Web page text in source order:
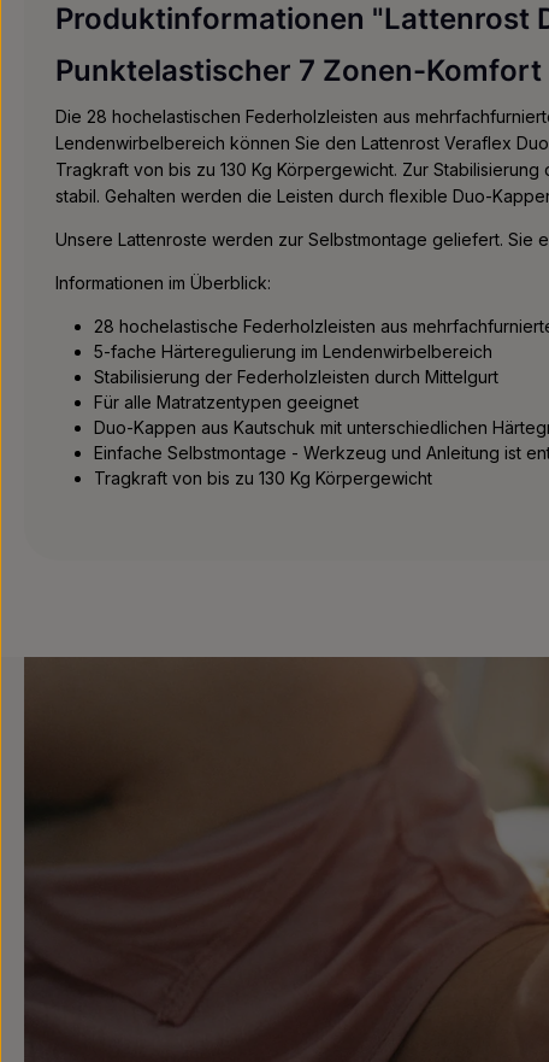
Produktinformationen "Lattenrost
Punktelastischer 7 Zonen-
Die 28 hochelastischen Federholzleisten aus
Lendenwirbelbereich können Sie den Lattenrost Veraflex
Tragkraft von bis zu 130 Kg Körpergewicht. Zur
stabil. Gehalten werden die Leisten durch flexible Duo-
Unsere Lattenroste werden zur Selbstmontage geliefert. Sie
Informationen im Überblick:
28 hochelastische Federholzleisten aus
5-fache Härteregulierung im Lendenwirbelbereich
Stabilisierung der Federholzleisten durch Mittelgurt
Für alle Matratzentypen geeignet
Duo-Kappen aus Kautschuk mit unterschiedlichen
Einfache Selbstmontage - Werkzeug und Anleitung ist
Tragkraft von bis zu 130 Kg Körpergewicht